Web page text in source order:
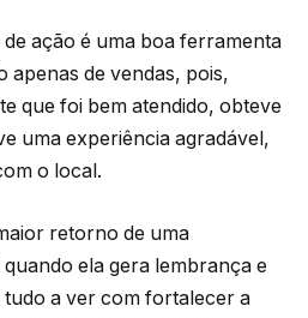
de ação é uma boa ferramenta
apenas de vendas, pois,
que foi bem atendido, obteve
uma experiência agradável,
o local.
retorno de uma
ela gera lembrança e
tudo a ver com fortalecer a